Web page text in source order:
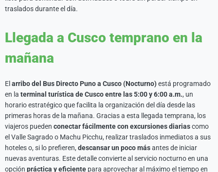
traslados durante el día.
Llegada a Cusco temprano en la
mañana
El arribo del Bus Directo Puno a Cusco (Nocturno)está programado
en la terminal turística de Cusco entre las 5:00 y 6:00 a.m., un
horario estratégico que facilita la organización del día desde las
primeras horas de la mañana. Gracias a esta llegada temprana, los
viajeros pueden conectar fácilmente con excursiones diariascomo
el Valle Sagrado o Machu Picchu, realizar traslados inmediatos a sus
hoteles o, si lo prefieren, descansar un poco másantes de iniciar
nuevas aventuras. Este detalle convierte al servicio nocturno en una
opción práctica y eficiente para aprovechar al máximo el tiempo en